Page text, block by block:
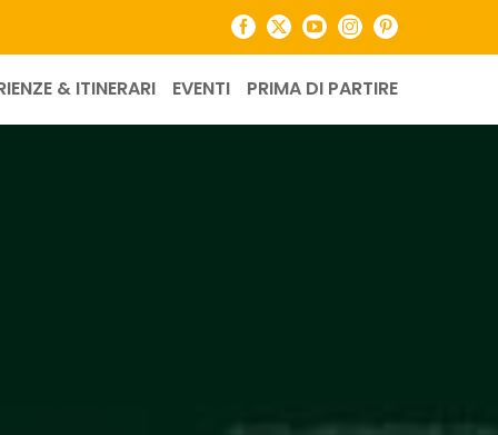
Facebook
X YouTubeInstagramPinterest
& ITINERARI EVENTI PRIMA DI PARTIRE